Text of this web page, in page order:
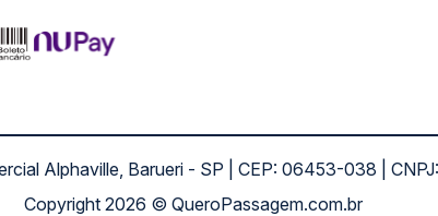
Alphaville, Barueri - SP | CEP: 06453-038 |
Copyright 2026 © QueroPassagem.com.br